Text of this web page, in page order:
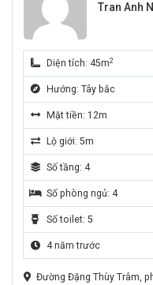
Tran Anh
Diện tích: 45m2
Hướng: Tây bắc
Mặt tiền: 12m
Lộ giới: 5m
Số tầng: 4
Số phòng ngủ: 4
Số toilet: 5
4 năm trước
Đường Đặng Thùy Trâm,